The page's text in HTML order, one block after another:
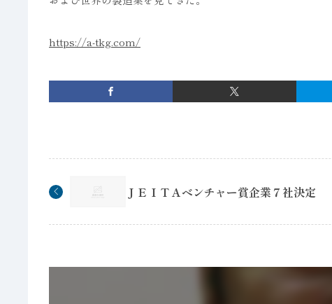
https://a-tkg.com/
ＪＥＩＴＡベンチャー賞企業７社決定